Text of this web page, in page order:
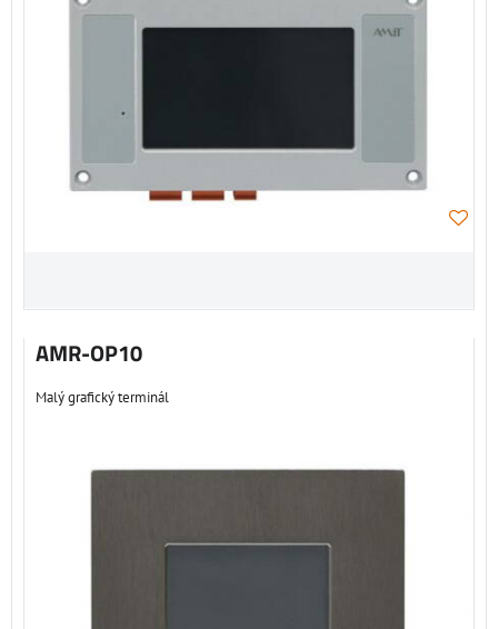
AMR-OP10
Malý grafický terminál